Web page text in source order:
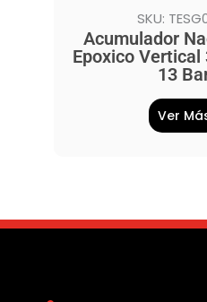
SKU:
Acumulador
Epoxico
13
Ver